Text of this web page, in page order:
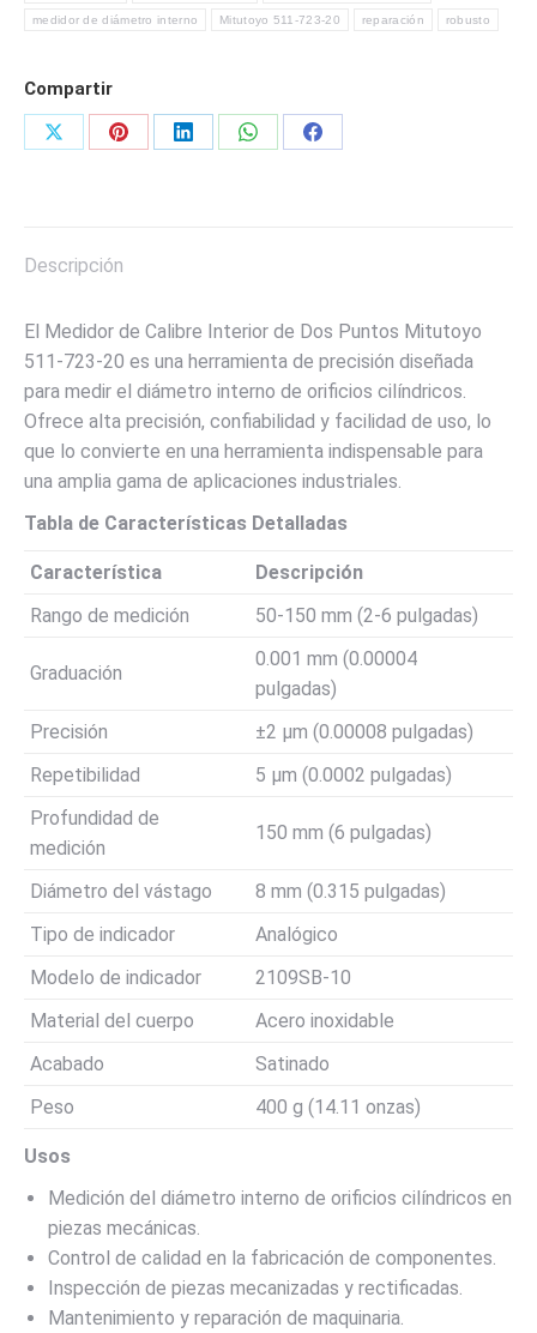
medidor de diámetro interno Mitutoyo 511-723-20 reparación robusto
Compartir
Share
Share
Share
Share
Share
Descripción
El Medidor de Calibre Interior de Dos Puntos Mitutoyo
511-723-20 es una herramienta de precisión diseñada
para medir el diámetro interno de orificios cilíndricos.
Ofrece alta precisión, confiabilidad y facilidad de uso, lo
que lo convierte en una herramienta indispensable para
una amplia gama de aplicaciones industriales.
Tabla de Características Detalladas
Característica
Descripción
Rango de medición
50-150 mm (2-6 pulgadas)
Graduación
0.001 mm (0.00004
pulgadas)
Precisión
±2 μm (0.00008 pulgadas)
Repetibilidad
5 μm (0.0002 pulgadas)
Profundidad de
medición
150 mm (6 pulgadas)
Diámetro del vástago
8 mm (0.315 pulgadas)
Tipo de indicador
Analógico
Modelo de indicador
2109SB-10
Material del cuerpo
Acero inoxidable
Acabado
Satinado
Peso
400 g (14.11 onzas)
Usos
Medición del diámetro interno de orificios cilíndricos en
piezas mecánicas.
Control de calidad en la fabricación de componentes.
Inspección de piezas mecanizadas y rectificadas.
Mantenimiento y reparación de maquinaria.